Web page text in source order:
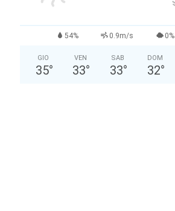
Maschio
Femmina
Anno di Nascita: *
54% 0.9m/s 0%
GIO
35°
VEN
33°
SAB
33°
DOM
32°